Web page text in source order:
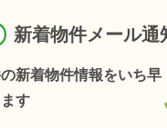
新着物件メール通
新着物件情報をいち早
す